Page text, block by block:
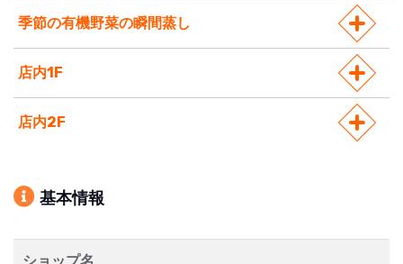
季節の有機野菜の瞬間蒸し
店内1F
店内2F
基本情報